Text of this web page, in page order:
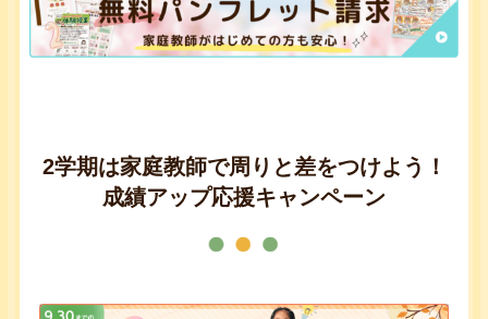
2学期は家庭教師で周りと差をつけよう！
成績アップ応援キャンペーン